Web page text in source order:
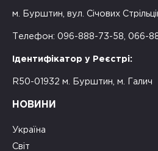
м. Бурштин, вул. Січових
Телефон: 096-888-73-58, 066-
Ідентифікатор у Реєстрі:
R50-01932 м. Бурштин, м. Галич
НОВИНИ
Україна
Світ